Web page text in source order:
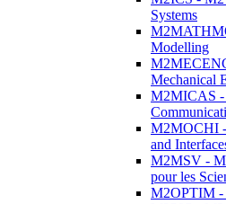
Systems
Modelling
Mechanical
M2MICAS -
M2MOCHI
and
M2MSV -
pour les
M2OPTIM -